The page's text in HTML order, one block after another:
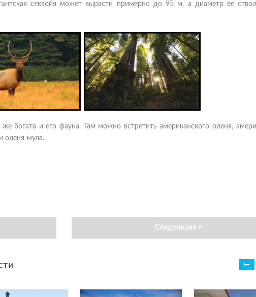
секвойя может вырасти примерно до 95 м, а диаметр ее
богата и его фауна. Там можно встретить американского оленя,
оленя-мула.
Следующая